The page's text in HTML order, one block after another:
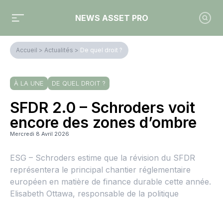
NEWS ASSET PRO
Accueil > Actualités > De quel droit ?
À LA UNE DE QUEL DROIT ?
SFDR 2.0 – Schroders voit
encore des zones d’ombre
Mercredi 8 Avril 2026
ESG – Schroders estime que la révision du SFDR
représentera le principal chantier réglementaire
européen en matière de finance durable cette année.
Elisabeth Ottawa, responsable de la politique